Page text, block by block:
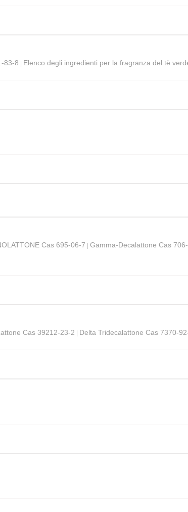
83-8 | Elenco degli ingredienti per la fragranza del tè
Cas 695-06-7 | Gamma-Decalattone Cas
Cas 39212-23-2 | Delta Tridecalattone Cas 7370-